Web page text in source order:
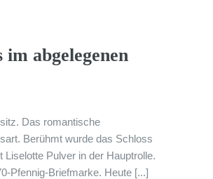
im abgelegenen
Das romantische
Berühmt wurde das Schloss
Pulver in der Hauptrolle.
Pfennig-Briefmarke. Heute [...]